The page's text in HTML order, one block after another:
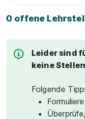
0 offene
Leider sind
keine
Folgende